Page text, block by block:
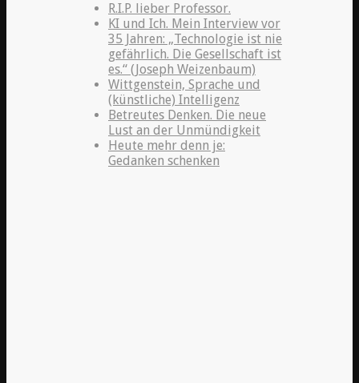
R.I.P. lieber Professor.
KI und Ich. Mein Interview vor
35 Jahren: „Technologie ist nie
gefährlich. Die Gesellschaft ist
es.“ (Joseph Weizenbaum)
Wittgenstein, Sprache und
(künstliche) Intelligenz
Betreutes Denken. Die neue
Lust an der Unmündigkeit
Heute mehr denn je:
Gedanken schenken